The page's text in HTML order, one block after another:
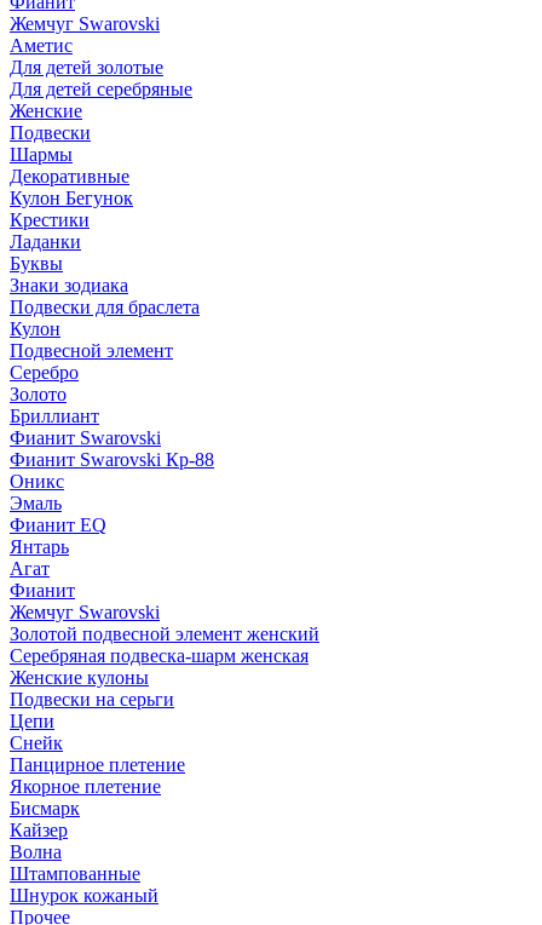
Жемчуг Swarovski
Аметис
Для детей золотые
Для детей серебряные
Женские
Подвески
Шармы
Декоративные
Кулон Бегунок
Крестики
Ладанки
Буквы
Знаки зодиака
Подвески для браслета
Кулон
Подвесной элемент
Серебро
Золото
Бриллиант
Фианит Swarovski
Фианит Swarovski Кр-88
Оникс
Эмаль
Фианит EQ
Янтарь
Агат
Фианит
Жемчуг Swarovski
Золотой подвесной элемент женcкий
Серебряная подвеска-шарм женская
Женские кулоны
Подвески на серьги
Цепи
Снейк
Панцирное плетение
Якорное плетение
Бисмарк
Кайзер
Волна
Штампованные
Шнурок кожаный
Прочее